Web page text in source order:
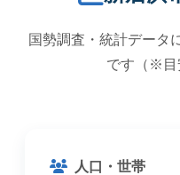
国勢調査・統計データ
です（※目
人口・世帯